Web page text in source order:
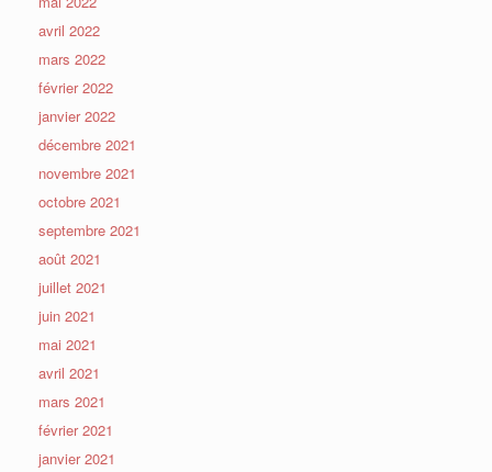
avril 2022
mars 2022
février 2022
janvier 2022
décembre 2021
novembre 2021
octobre 2021
septembre 2021
août 2021
juillet 2021
juin 2021
mai 2021
avril 2021
mars 2021
février 2021
janvier 2021